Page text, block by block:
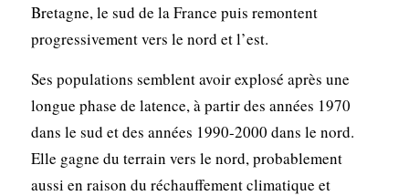
Bretagne, le sud de la France puis remontent
progressivement vers le nord et l’est.
Ses populations semblent avoir explosé après une
longue phase de latence, à partir des années 1970
dans le sud et des années 1990-2000 dans le nord.
Elle gagne du terrain vers le nord, probablement
aussi en raison du réchauffement climatique et